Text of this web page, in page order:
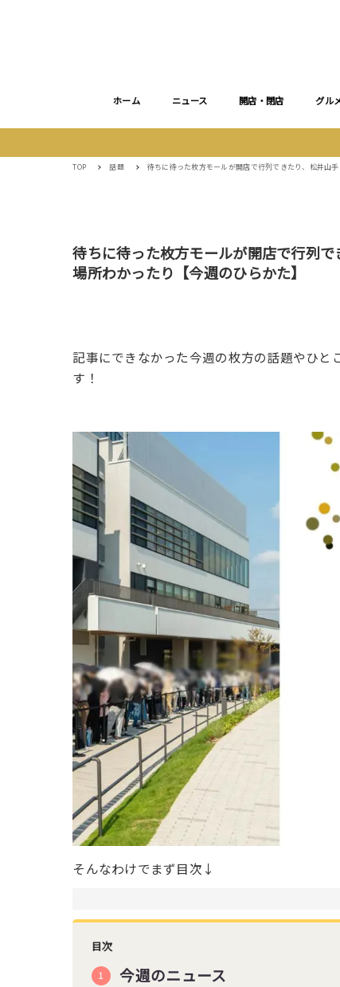
ホーム ニュース 開店・閉店 グル
TOP 話題 待ちに待った枚方モールが開店で行列できたり、松井山
待ちに待った枚方モールが開店で行列
場所わかったり【今週のひらかた】
記事にできなかった今週の枚方の話題やひと
す！
そんなわけでまず目次↓
目次
今週のニュース